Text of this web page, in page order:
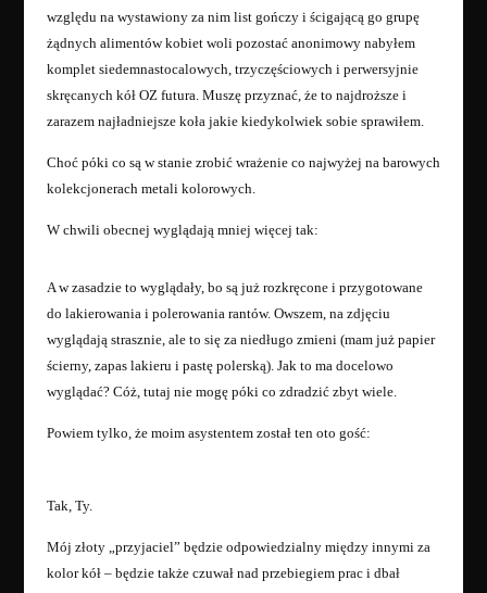
względu na wystawiony za nim list gończy i ścigającą go grupę
żądnych alimentów kobiet woli pozostać anonimowy nabyłem
komplet siedemnastocalowych, trzyczęściowych i perwersyjnie
skręcanych kół OZ futura. Muszę przyznać, że to najdroższe i
zarazem najładniejsze koła jakie kiedykolwiek sobie sprawiłem.
Choć póki co są w stanie zrobić wrażenie co najwyżej na barowych
kolekcjonerach metali kolorowych.
W chwili obecnej wyglądają mniej więcej tak:
A w zasadzie to wyglądały, bo są już rozkręcone i przygotowane
do lakierowania i polerowania rantów. Owszem, na zdjęciu
wyglądają strasznie, ale to się za niedługo zmieni (mam już papier
ścierny, zapas lakieru i pastę polerską). Jak to ma docelowo
wyglądać? Cóż, tutaj nie mogę póki co zdradzić zbyt wiele.
Powiem tylko, że moim asystentem został ten oto gość:
Tak, Ty.
Mój złoty „przyjaciel” będzie odpowiedzialny między innymi za
kolor kół – będzie także czuwał nad przebiegiem prac i dbał